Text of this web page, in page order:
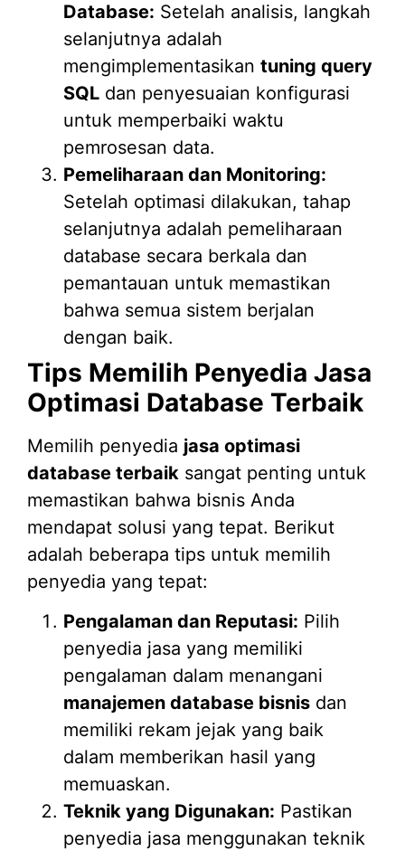
Database: Setelah analisis, langkah
selanjutnya adalah
mengimplementasikan tuning query
SQL dan penyesuaian konfigurasi
untuk memperbaiki waktu
pemrosesan data.
Pemeliharaan dan Monitoring:
Setelah optimasi dilakukan, tahap
selanjutnya adalah pemeliharaan
database secara berkala dan
pemantauan untuk memastikan
bahwa semua sistem berjalan
dengan baik.
Tips Memilih Penyedia Jasa
Optimasi Database Terbaik
Memilih penyedia jasa optimasi
database terbaik sangat penting untuk
memastikan bahwa bisnis Anda
mendapat solusi yang tepat. Berikut
adalah beberapa tips untuk memilih
penyedia yang tepat:
Pengalaman dan Reputasi: Pilih
penyedia jasa yang memiliki
pengalaman dalam menangani
manajemen database bisnis dan
memiliki rekam jejak yang baik
dalam memberikan hasil yang
memuaskan.
Teknik yang Digunakan: Pastikan
penyedia jasa menggunakan teknik